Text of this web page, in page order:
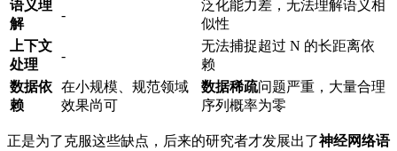
语义理
解
-
泛化能力差，无法理解语义相
似性
上下文
处理
-
无法捕捉超过 N 的长距离依
赖
数据依
赖
在小规模、规范领域
效果尚可
数据稀疏问题严重，大量合理
序列概率为零
正是为了克服这些缺点，后来的研究者才发展出了神经网络语